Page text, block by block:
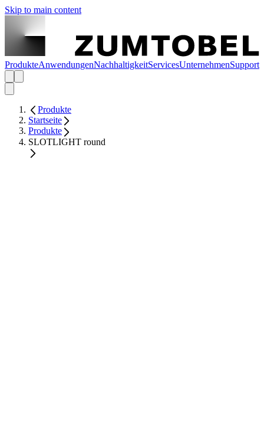
Skip to main content
ProdukteAnwendungenNachhaltigkeitServicesUnternehmenSupport
Produkte
Startseite
Produkte
SLOTLIGHT round